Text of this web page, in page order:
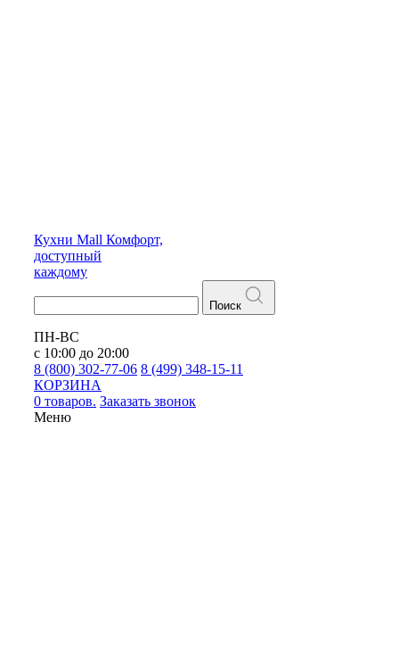
Кухни Mall Комфорт,
доступный
каждому
Поиск
ПН-ВС
с 10:00 до 20:00
8 (800) 302-77-06 8 (499) 348-15-11
КОРЗИНА
0 товаров. Заказать звонок
Меню